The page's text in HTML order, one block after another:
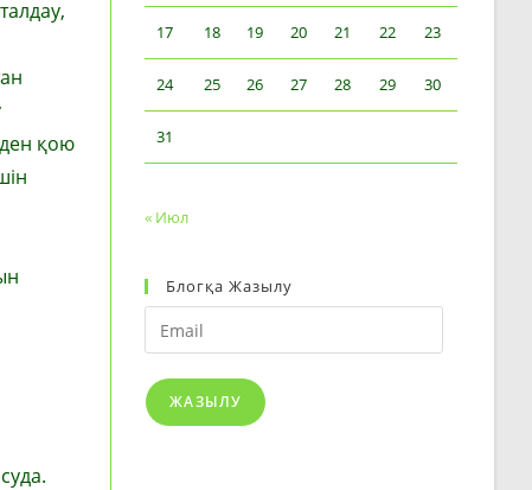
қою
17 18 19 20 21 22 23
24 25 26 27 28 29 30
31
« Июл
Блогқа Жазылу
Email
ЖАЗЫЛУ